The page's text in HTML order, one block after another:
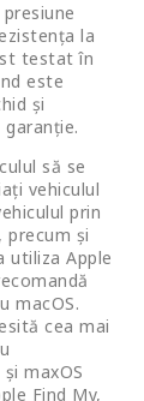
la
testat în
este
și
să se
vehiculul
prin
precum și
utiliza Apple
macOS.
cea mai
maxOS
Find My,